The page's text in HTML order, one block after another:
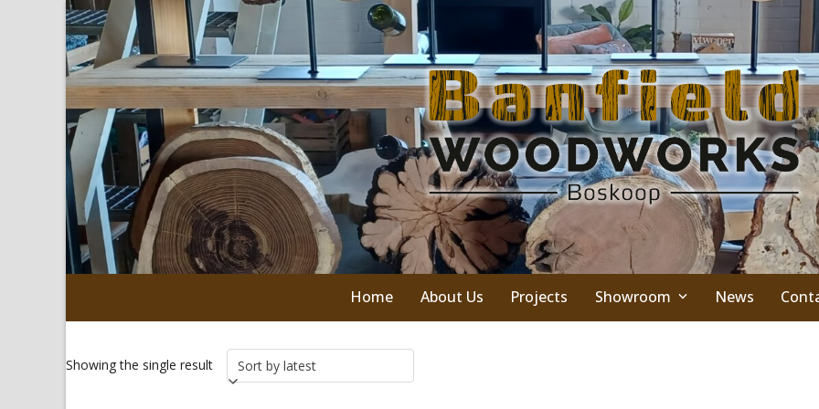
Home About Us Projects Showroom News
Showing the single result